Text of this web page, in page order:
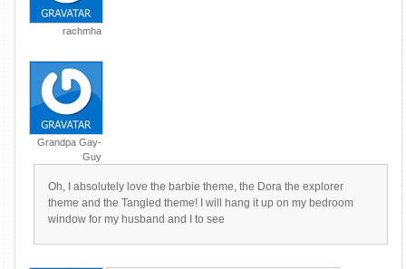
rachmha
Grandpa Gay-
Guy
Oh, I absolutely love the barbie theme, the Dora the explorer
theme and the Tangled theme! I will hang it up on my bedroom
window for my husband and I to see